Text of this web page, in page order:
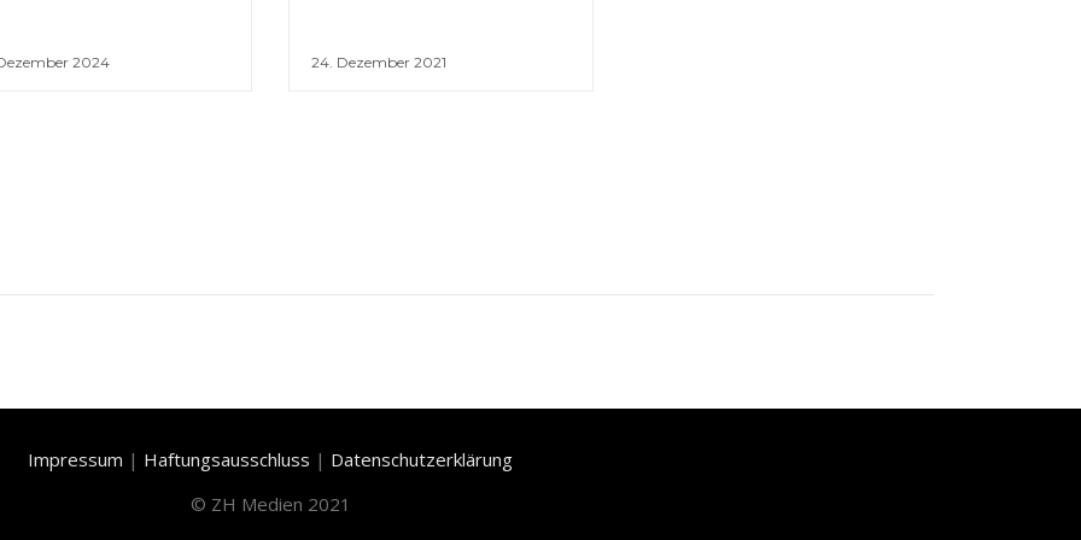
2024 24. Dezember 2021
Impressum | Haftungsausschluss | Datenschutzerklärung
© ZH Medien 2021